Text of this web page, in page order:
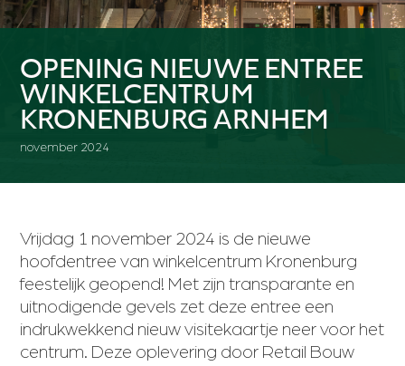
OPENING NIEUWE ENTREE
WINKELCENTRUM
KRONENBURG ARNHEM
november 2024
Vrijdag 1 november 2024 is de nieuwe
hoofdentree van winkelcentrum Kronenburg
feestelijk geopend! Met zijn transparante en
uitnodigende gevels zet deze entree een
indrukwekkend nieuw visitekaartje neer voor het
centrum. Deze oplevering door Retail Bouw